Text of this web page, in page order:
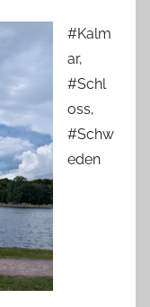
#Kalm
ar,
#Schl
oss,
#Schw
eden